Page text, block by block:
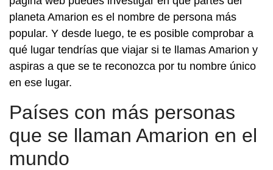
planeta Amarion es el nombre de persona más
popular. Y desde luego, te es posible comprobar a
qué lugar tendrías que viajar si te llamas Amarion y
aspiras a que se te reconozca por tu nombre único
en ese lugar.
Países con más personas
que se llaman Amarion en el
mundo